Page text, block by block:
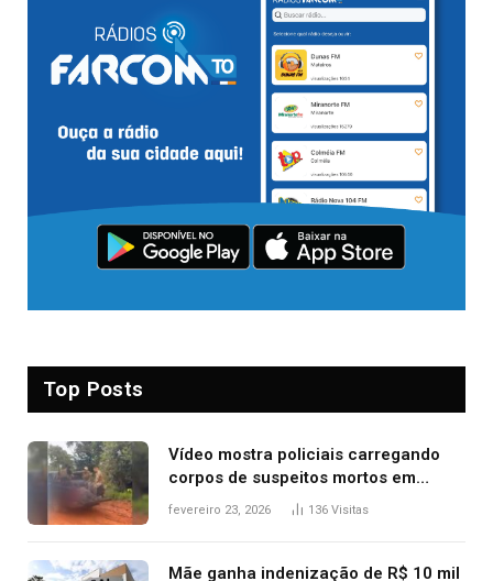
Top Posts
Vídeo mostra policiais carregando
corpos de suspeitos mortos em
confronto dentro de caminhonete
fevereiro 23, 2026 136 Visitas
Mãe ganha indenização de R$ 10 mil